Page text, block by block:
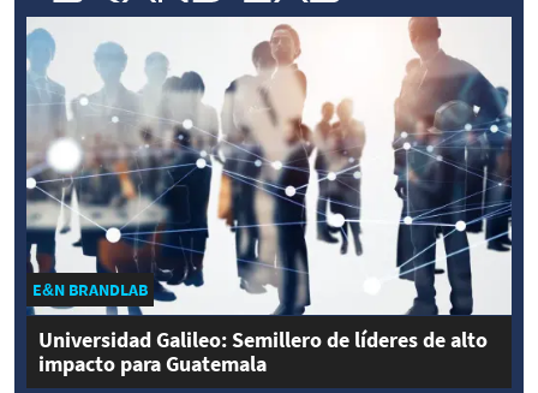
E&N BRANDLAB
Universidad Galileo: Semillero de líderes de alto
impacto para Guatemala